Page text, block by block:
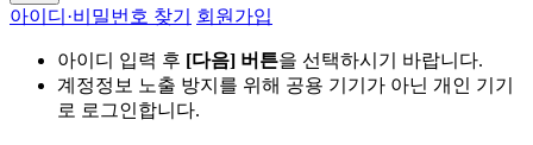
아이디·비밀번호 찾기 회원가입
아이디 입력 후 [다음] 버튼을 선택하시기 바랍니다.
계정정보 노출 방지를 위해 공용 기기가 아닌 개인 기기
로 로그인합니다.